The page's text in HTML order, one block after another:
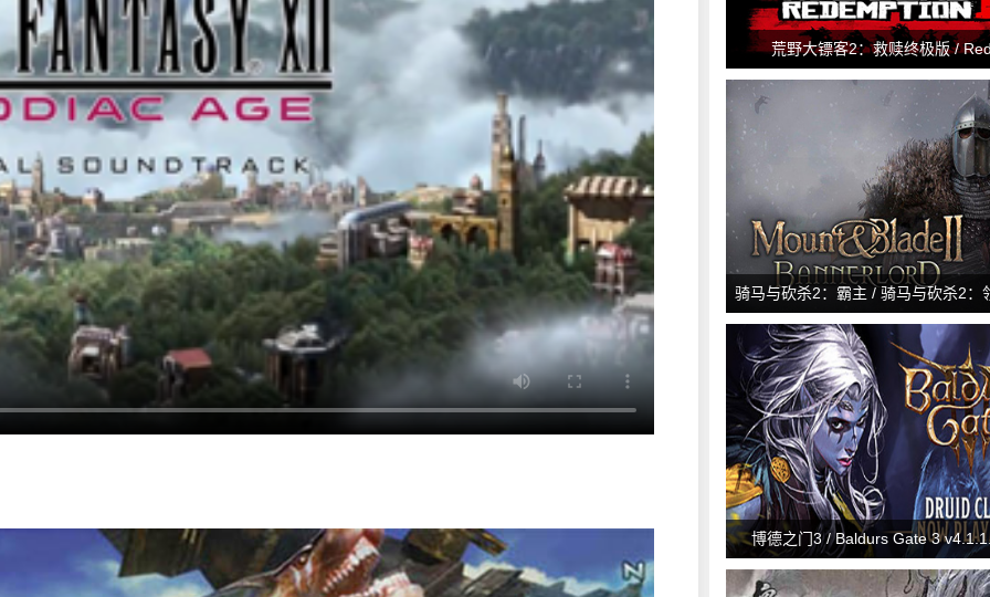
荒野大镖客2：救赎终极版 /
Redemption 2: Ultimate Edition
骑马与砍杀2：霸主 / 骑马与砍杀2：
&amp; Blade II: Bannerlord
博德之门3 / Baldurs Gate 3